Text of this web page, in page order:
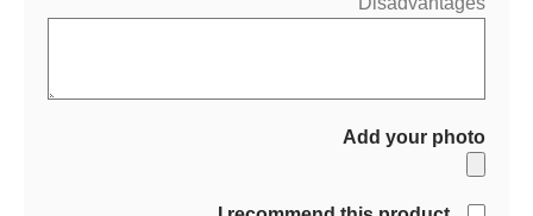
Add your photo